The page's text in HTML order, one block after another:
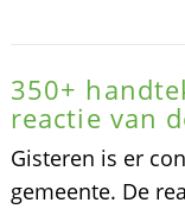
350+
reactie van
Gisteren is er
gemeente. De